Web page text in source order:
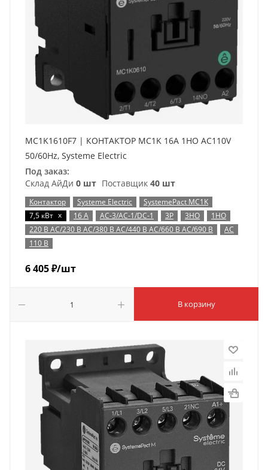
MC1K1610F7 | КОНТАКТОР MC1K 16A 1НО AC110V
50/60Hz, Systeme Electric
Под заказ:
Склад АйДи 0 шт Поставщик 40 шт
Контактор Systeme Electric
SystemePact MC1K
7,5 кВт x 16 А AC-3/AC-1/DC-1 3P 3НО
1НО
220 В AC/230 В AC/380 В AC/440 В AC/660 В AC/690 В
AC
110 В
6 405₽/шт
В корзину